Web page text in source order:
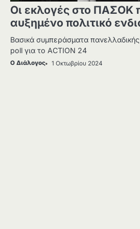
Οι εκλογές στο ΠΑΣΟΚ
αυξημένο πολιτικό
Βασικά συμπεράσματα
poll για το ACTION 24
Ο Διάλογος 1 Οκτωβρίου 2024